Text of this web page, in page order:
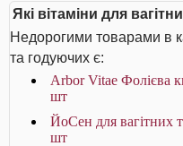
Які вітаміни для
Недорогими товарами в
та годуючих є:
Arbor Vitae Фолієва
шт
ЙоСен для вагітних
шт